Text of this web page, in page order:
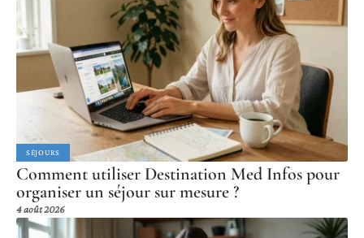
SÉJOURS
Comment utiliser Destination Med Infos pour
organiser un séjour sur mesure ?
4 août 2026